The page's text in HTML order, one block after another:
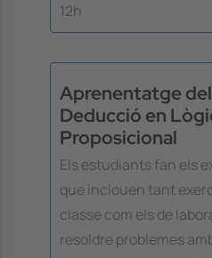
12h
Aprenentatge
Deducció en
Proposicional
Els estudiants fan els
que inclouen tant
classe com els de
resoldre problemes